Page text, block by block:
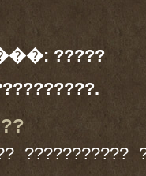
?????
???????????